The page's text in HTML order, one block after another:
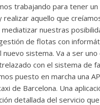
trabajando para tener
aquello que
nuestras
de flotas con
sistema. Va a ser
con el sistema de
puesto en marcha una
de Barcelona. Una
detallada del servicio